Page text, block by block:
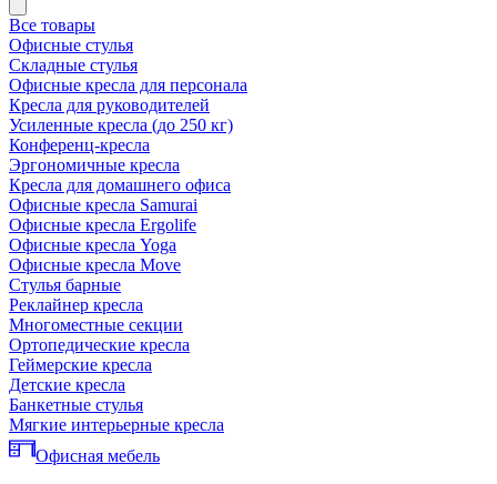
Все товары
Офисные стулья
Складные стулья
Офисные кресла для персонала
Кресла для руководителей
Усиленные кресла (до 250 кг)
Конференц-кресла
Эргономичные кресла
Кресла для домашнего офиса
Офисные кресла Samurai
Офисные кресла Ergolife
Офисные кресла Yoga
Офисные кресла Move
Стулья барные
Реклайнер кресла
Многоместные секции
Ортопедические кресла
Геймерские кресла
Детские кресла
Банкетные стулья
Мягкие интерьерные кресла
Офисная мебель